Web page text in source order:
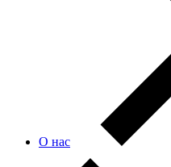
О нас